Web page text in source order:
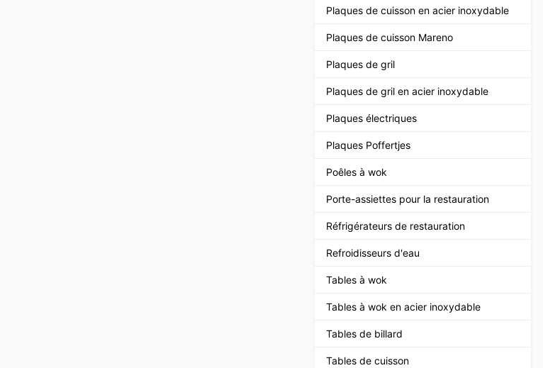
Plaques de cuisson en acier inoxydable
Plaques de cuisson Mareno
Plaques de gril
Plaques de gril en acier inoxydable
Plaques électriques
Plaques Poffertjes
Poêles à wok
Porte-assiettes pour la restauration
Réfrigérateurs de restauration
Refroidisseurs d'eau
Tables à wok
Tables à wok en acier inoxydable
Tables de billard
Tables de cuisson